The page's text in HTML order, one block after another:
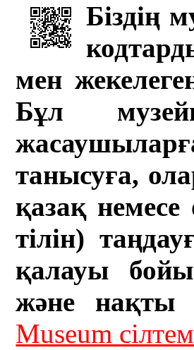
Біздің
мен
Бұл
танысуға,
қазақ
тілін)
қалауы
және нақты
Museum